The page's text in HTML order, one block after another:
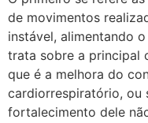
de movimentos
instável, alimentando
trata sobre a principal
que é a melhora do
cardiorrespiratório, ou
fortalecimento dele